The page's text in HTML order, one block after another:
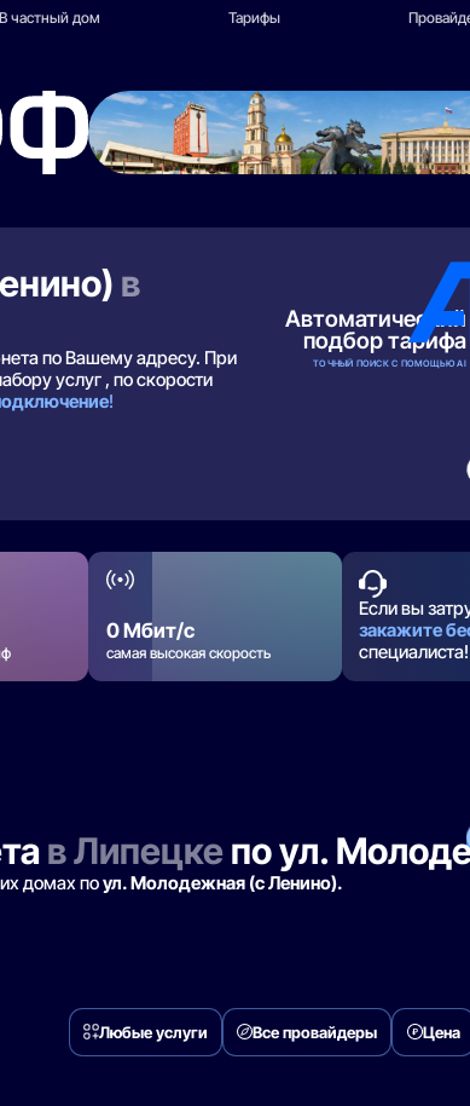
В частный дом Тарифы
в
по Вашему адресу. При
услуг , по скорости
!
Автоматический
подбор тарифа
ТОЧНЫЙ ПОИСК С ПОМОЩЬЮ AI
0 Мбит/с
самая высокая скорость
Если вы
закажите
специалиста!
в Липецкепо ул.
домах поул. Молодежная (с Ленино).
Любые услуги Все провайдеры Цена